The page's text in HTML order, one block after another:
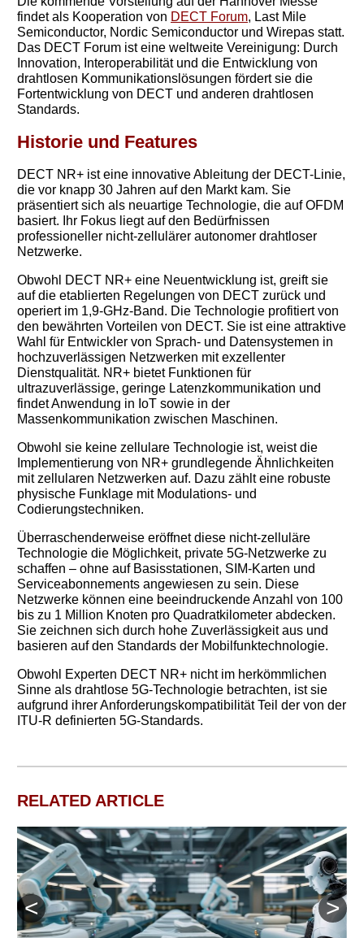
findet als Kooperation von DECT Forum, Last Mile
Semiconductor, Nordic Semiconductor und Wirepas statt.
Das DECT Forum ist eine weltweite Vereinigung: Durch
Innovation, Interoperabilität und die Entwicklung von
drahtlosen Kommunikationslösungen fördert sie die
Fortentwicklung von DECT und anderen drahtlosen
Standards.
Historie und Features
DECT NR+ ist eine innovative Ableitung der DECT-Linie,
die vor knapp 30 Jahren auf den Markt kam. Sie
präsentiert sich als neuartige Technologie, die auf OFDM
basiert. Ihr Fokus liegt auf den Bedürfnissen
professioneller nicht-zellulärer autonomer drahtloser
Netzwerke.
Obwohl DECT NR+ eine Neuentwicklung ist, greift sie
auf die etablierten Regelungen von DECT zurück und
operiert im 1,9-GHz-Band. Die Technologie profitiert von
den bewährten Vorteilen von DECT. Sie ist eine attraktive
Wahl für Entwickler von Sprach- und Datensystemen in
hochzuverlässigen Netzwerken mit exzellenter
Dienstqualität. NR+ bietet Funktionen für
ultrazuverlässige, geringe Latenzkommunikation und
findet Anwendung in IoT sowie in der
Massenkommunikation zwischen Maschinen.
Obwohl sie keine zellulare Technologie ist, weist die
Implementierung von NR+ grundlegende Ähnlichkeiten
mit zellularen Netzwerken auf. Dazu zählt eine robuste
physische Funklage mit Modulations- und
Codierungstechniken.
Überraschenderweise eröffnet diese nicht-zelluläre
Technologie die Möglichkeit, private 5G-Netzwerke zu
schaffen – ohne auf Basisstationen, SIM-Karten und
Serviceabonnements angewiesen zu sein. Diese
Netzwerke können eine beeindruckende Anzahl von 100
bis zu 1 Million Knoten pro Quadratkilometer abdecken.
Sie zeichnen sich durch hohe Zuverlässigkeit aus und
basieren auf den Standards der Mobilfunktechnologie.
Obwohl Experten DECT NR+ nicht im herkömmlichen
Sinne als drahtlose 5G-Technologie betrachten, ist sie
aufgrund ihrer Anforderungskompatibilität Teil der von der
ITU-R definierten 5G-Standards.
RELATED ARTICLE
You need to subscribe, before you can post a message
SUBSCRIBE